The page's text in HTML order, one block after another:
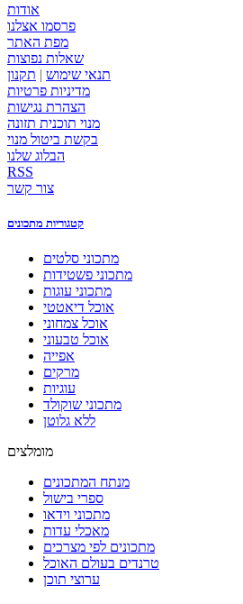
אודות
פרסמו אצלנו
מפת האתר
שאלות נפוצות
תנאי שימוש | תקנון
מדיניות פרטיות
הצהרת נגישות
מנוי תוכנית תזונה
בקשת ביטול מנוי
הבלוג שלנו
RSS
צור קשר
קטגוריות מתכונים
מתכוני סלטים
מתכוני פשטידות
מתכוני עוגות
אוכל דיאטטי
אוכל צמחוני
אוכל טבעוני
אפייה
מרקים
עוגיות
מתכוני שוקולד
ללא גלוטן
מומלצים
מנתח המתכונים
ספרי בישול
מתכוני וידאו
מאכלי עדות
מתכונים לפי מצרכים
טרנדים בעולם האוכל
ערוצי תוכן